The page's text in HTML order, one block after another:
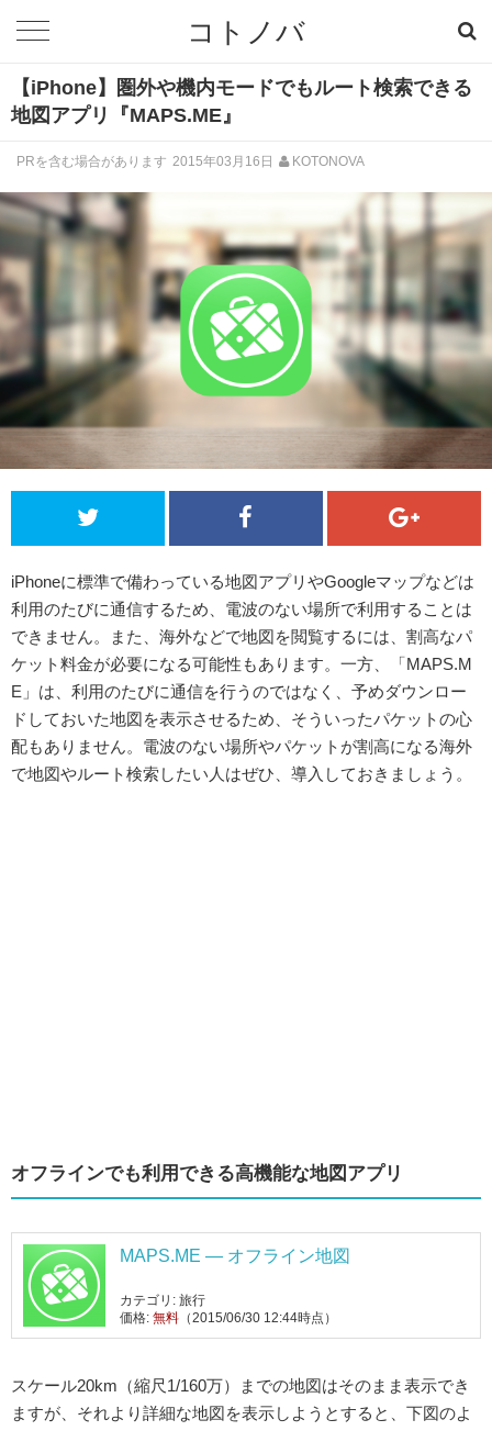
コトノバ
【iPhone】圏外や機内モードでもルート検索できる
地図アプリ『MAPS.ME』
PRを含む場合があります 2015年03月16日 KOTONOVA
iPhoneに標準で備わっている地図アプリやGoogleマップなどは
利用のたびに通信するため、電波のない場所で利用することは
できません。また、海外などで地図を閲覧するには、割高なパ
ケット料金が必要になる可能性もあります。一方、「MAPS.M
E」は、利用のたびに通信を行うのではなく、予めダウンロー
ドしておいた地図を表示させるため、そういったパケットの心
配もありません。電波のない場所やパケットが割高になる海外
で地図やルート検索したい人はぜひ、導入しておきましょう。
オフラインでも利用できる高機能な地図アプリ
MAPS.ME — オフライン地図
カテゴリ: 旅行
価格: 無料 （2015/06/30 12:44時点）
スケール20km（縮尺1/160万）までの地図はそのまま表示でき
ますが、それより詳細な地図を表示しようとすると、下図のよ